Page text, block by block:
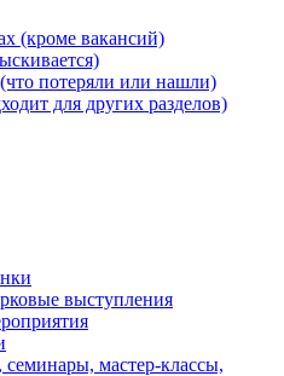
(кроме вакансий)
потеряли или нашли)
для других разделов)
выступления
мастер-классы,